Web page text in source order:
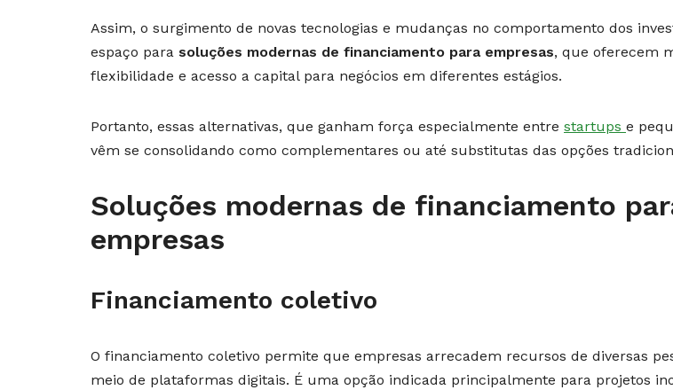
Assim, o surgimento de novas tecnologias e mudanças no comportamento dos
espaço para soluções modernas de financiamento para empresas, que oferecem
flexibilidade e acesso a capital para negócios em diferentes estágios.
Portanto, essas alternativas, que ganham força especialmente entre startups e
vêm se consolidando como complementares ou até substitutas das opções
Soluções modernas de financiamento
empresas
Financiamento coletivo
O financiamento coletivo permite que empresas arrecadem recursos de diversas
meio de plataformas digitais. É uma opção indicada principalmente para projetos